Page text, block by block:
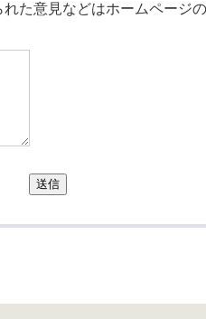
た意見などはホームページ
送信